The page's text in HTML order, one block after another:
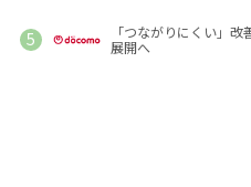
「つながりにくい」
展開へ